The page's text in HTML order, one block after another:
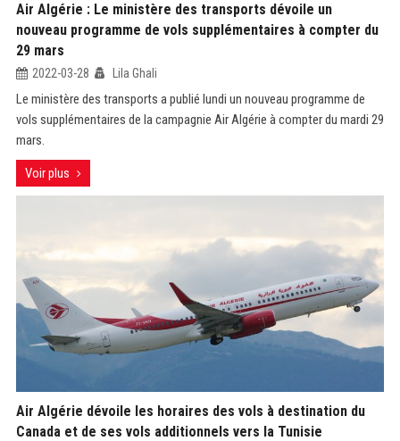
Air Algérie : Le ministère des transports dévoile un
nouveau programme de vols supplémentaires à compter du
29 mars
2022-03-28 Lila Ghali
Le ministère des transports a publié lundi un nouveau programme de
vols supplémentaires de la campagnie Air Algérie à compter du mardi 29
mars.
Voir plus
Air Algérie dévoile les horaires des vols à destination du
Canada et de ses vols additionnels vers la Tunisie